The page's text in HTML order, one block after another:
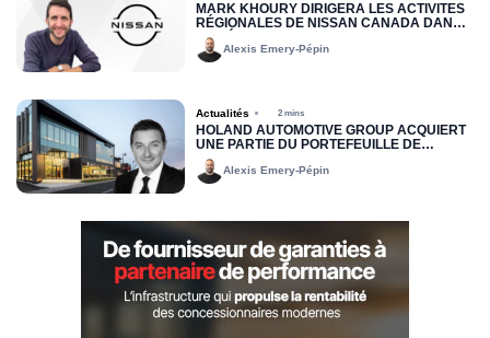
MARK KHOURY DIRIGERA LES ACTIVITÉS
RÉGIONALES DE NISSAN CANADA DANS
LA RÉGION DE L’EST
Alexis Emery-Pépin
Actualités 2 mins
HOLAND AUTOMOTIVE GROUP ACQUIERT
UNE PARTIE DU PORTEFEUILLE DE
LOCATION JOHN SCOTTI
Alexis Emery-Pépin